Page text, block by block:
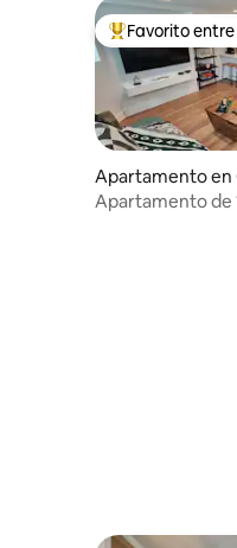
Favorito entre
Favorito
Apartamento en
Apartamento de